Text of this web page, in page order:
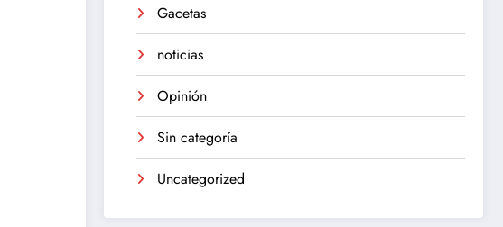
Gacetas
noticias
Opinión
Sin categoría
Uncategorized